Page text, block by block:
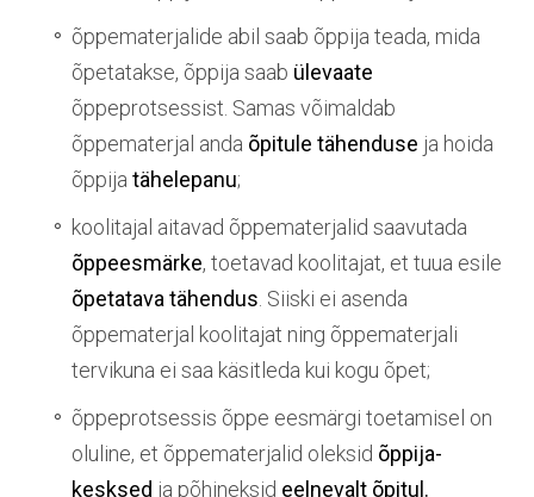
õppematerjalide abil saab õppija teada, mida
õpetatakse, õppija saab ülevaate
õppeprotsessist. Samas võimaldab
õppematerjal anda õpitule tähenduse ja hoida
õppija tähelepanu;
koolitajal aitavad õppematerjalid saavutada
õppeesmärke, toetavad koolitajat, et tuua esile
õpetatava tähendus . Siiski ei asenda
õppematerjal koolitajat ning õppematerjali
tervikuna ei saa käsitleda kui kogu õpet;
õppeprotsessis õppe eesmärgi toetamisel on
oluline, et õppematerjalid oleksid õppija-
kesksed ja põhineksid eelnevalt õpitul.